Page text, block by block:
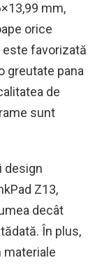
mm,
orice
este favorizată
greutate pana
de
sunt
design
Z13,
decât
În plus,
materiale